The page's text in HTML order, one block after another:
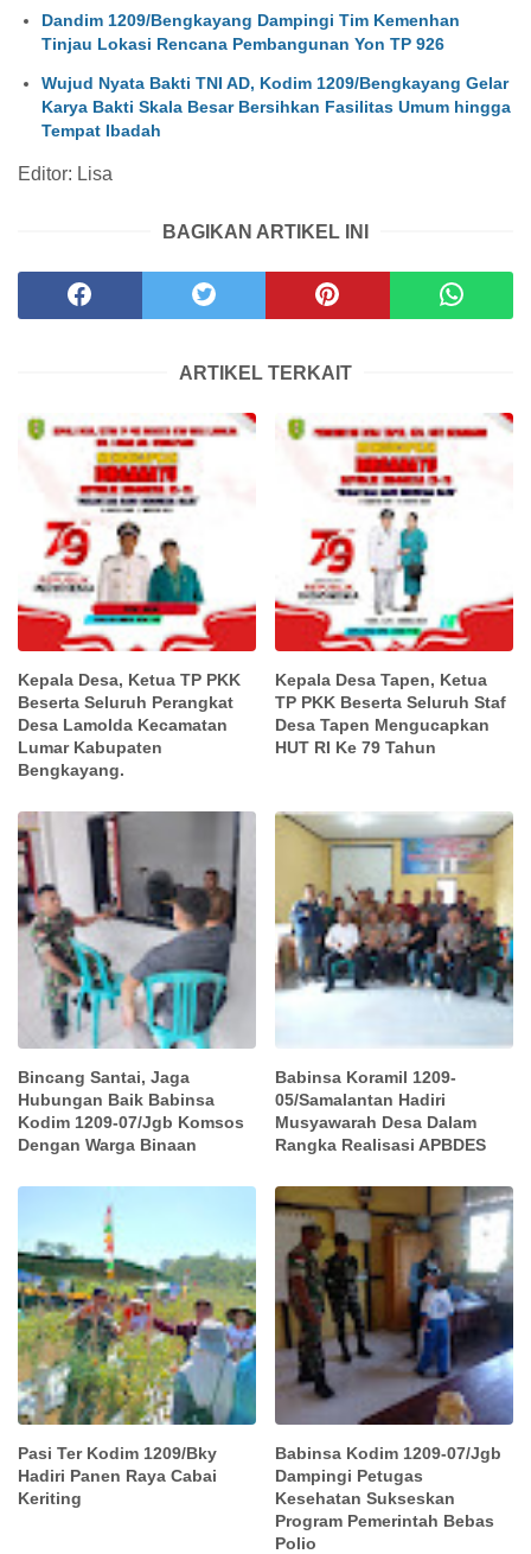
Dandim 1209/Bengkayang Dampingi Tim Kemenhan
Tinjau Lokasi Rencana Pembangunan Yon TP 926
Wujud Nyata Bakti TNI AD, Kodim 1209/Bengkayang Gelar
Karya Bakti Skala Besar Bersihkan Fasilitas Umum hingga
Tempat Ibadah
Editor: Lisa
BAGIKAN ARTIKEL INI
ARTIKEL TERKAIT
Kepala Desa, Ketua TP PKK
Beserta Seluruh Perangkat
Desa Lamolda Kecamatan
Lumar Kabupaten
Bengkayang.
Kepala Desa Tapen, Ketua
TP PKK Beserta Seluruh Staf
Desa Tapen Mengucapkan
HUT RI Ke 79 Tahun
Bincang Santai, Jaga
Hubungan Baik Babinsa
Kodim 1209-07/Jgb Komsos
Dengan Warga Binaan
Babinsa Koramil 1209-
05/Samalantan Hadiri
Musyawarah Desa Dalam
Rangka Realisasi APBDES
Pasi Ter Kodim 1209/Bky
Hadiri Panen Raya Cabai
Keriting
Babinsa Kodim 1209-07/Jgb
Dampingi Petugas
Kesehatan Sukseskan
Program Pemerintah Bebas
Polio